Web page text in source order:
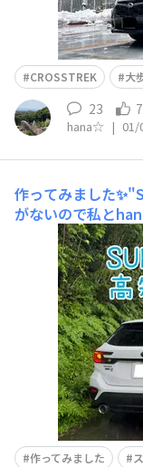
CROSSTREK 大
23
hana☆ | 01/
作ってみました
がないので私と
手描きの地図
り尽くしたhana
は回避して絶妙な
naとAyakoの
作ってみました